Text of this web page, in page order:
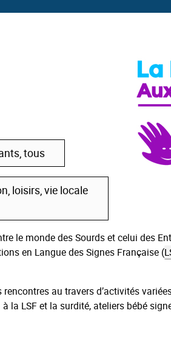
tous
loisirs, vie locale
le monde des Sourds et celui des
en Langue des Signes Française (
au travers d’activités
la LSF et la surdité, ateliers bébé